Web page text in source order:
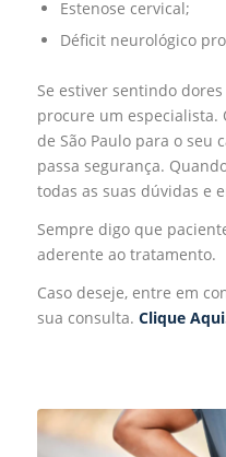
Estenose cervical;
Déficit neurológico
Se estiver sentindo
procure um
de São Paulo para o seu
passa segurança.
todas as suas dúvidas e
Sempre digo que
aderente ao tratamento.
Caso deseje, entre em
sua consulta. Clique